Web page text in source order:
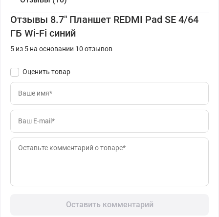
Отзывы 8.7" Планшет REDMI Pad SE 4/64
ГБ Wi-Fi синий
5 из 5 на основании 10 отзывов
Оценить товар
Оставить комментарий